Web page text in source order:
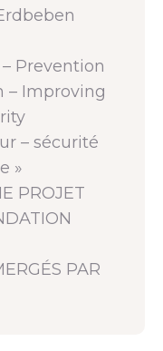
Prevention
– Improving
– sécurité
»
PROJET
PAR